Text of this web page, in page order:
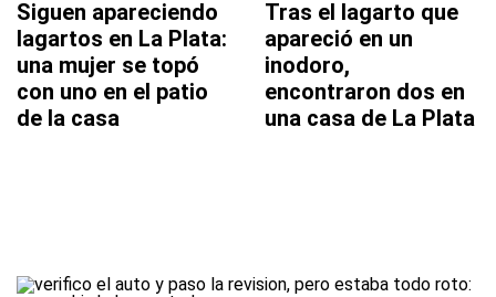
Siguen apareciendo
lagartos en La Plata:
una mujer se topó
con uno en el patio
de la casa
Tras el lagarto que
apareció en un
inodoro,
encontraron dos en
una casa de La Plata